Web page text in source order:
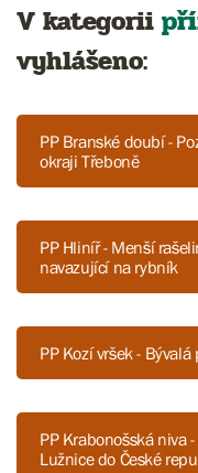
V kategorii
vyhlášeno:
PP Branské doubí -
okraji Třeboně
PP Hliníř - Menší
navazující na rybník
PP Kozí vršek -
PP Krabonošská niva
Lužnice do České